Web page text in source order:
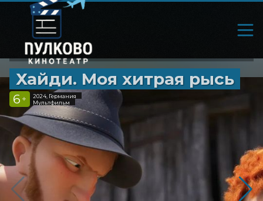
Хайди. Моя хитрая рысь
6 +
2024, Германия
Мультфильм